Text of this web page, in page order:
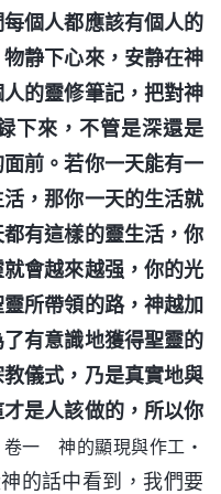
個人都應該有個人的
静下心來，安静在神
的靈修筆記，把對神
下來，不管是深還是
前。若你一天能有一
，那你一天的生活就
有這樣的靈生活，你
會越來越强，你的光
所帶領的路，神越加
有意識地獲得聖靈的
儀式，乃是真實地與
是人該做的，所以你
卷一 神的顯現與作工・
的話中看到，我們要